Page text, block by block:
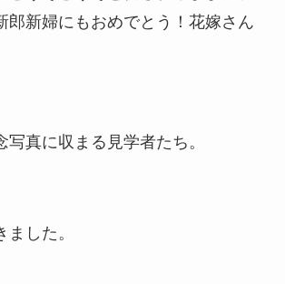
郎新婦にもおめでとう！花嫁さん
写真に収まる見学者たち。
した。